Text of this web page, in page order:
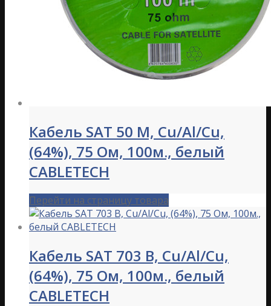
Кабель SAT 50 M, Cu/Al/Cu,
(64%), 75 Ом, 100м., белый
CABLETECH
Перейти на страницу товара
Кабель SAT 703 B, Cu/Al/Cu,
(64%), 75 Ом, 100м., белый
CABLETECH